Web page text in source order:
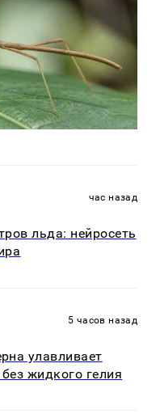
час назад
льда: нейросеть
5 часов назад
улавливает
жидкого гелия